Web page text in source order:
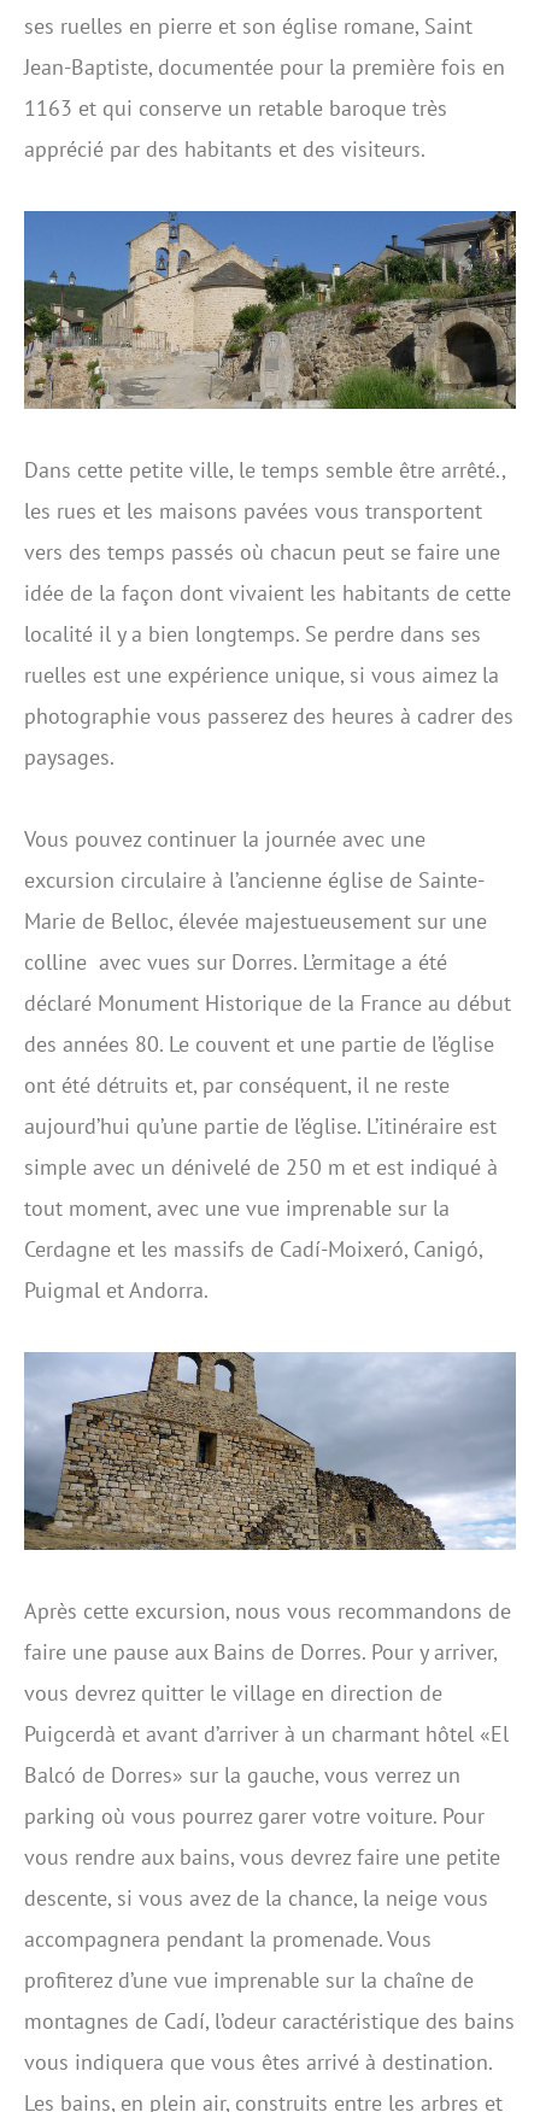
ses ruelles en pierre et son église romane, Saint
Jean-Baptiste, documentée pour la première fois en
1163 et qui conserve un retable baroque très
apprécié par des habitants et des visiteurs.
Dans cette petite ville, le temps semble être arrêté.,
les rues et les maisons pavées vous transportent
vers des temps passés où chacun peut se faire une
idée de la façon dont vivaient les habitants de cette
localité il y a bien longtemps. Se perdre dans ses
ruelles est une expérience unique, si vous aimez la
photographie vous passerez des heures à cadrer des
paysages.
Vous pouvez continuer la journée avec une
excursion circulaire à l’ancienne église de Sainte-
Marie de Belloc, élevée majestueusement sur une
colline avec vues sur Dorres. L’ermitage a été
déclaré Monument Historique de la France au début
des années 80. Le couvent et une partie de l’église
ont été détruits et, par conséquent, il ne reste
aujourd’hui qu’une partie de l’église. L’itinéraire est
simple avec un dénivelé de 250 m et est indiqué à
tout moment, avec une vue imprenable sur la
Cerdagne et les massifs de Cadí-Moixeró, Canigó,
Puigmal et Andorra.
Après cette excursion, nous vous recommandons de
faire une pause aux Bains de Dorres. Pour y arriver,
vous devrez quitter le village en direction de
Puigcerdà et avant d’arriver à un charmant hôtel «El
Balcó de Dorres» sur la gauche, vous verrez un
parking où vous pourrez garer votre voiture. Pour
vous rendre aux bains, vous devrez faire une petite
descente, si vous avez de la chance, la neige vous
accompagnera pendant la promenade. Vous
profiterez d’une vue imprenable sur la chaîne de
montagnes de Cadí, l’odeur caractéristique des bains
vous indiquera que vous êtes arrivé à destination.
Les bains, en plein air, construits entre les arbres et